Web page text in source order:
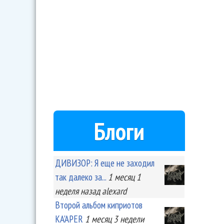
Блоги
ДИВИЗОР: Я еще не заходил
так далеко за... 1 месяц 1
неделяназад alexard
Второй альбом киприотов
KA'APER 1 месяц 3 недели